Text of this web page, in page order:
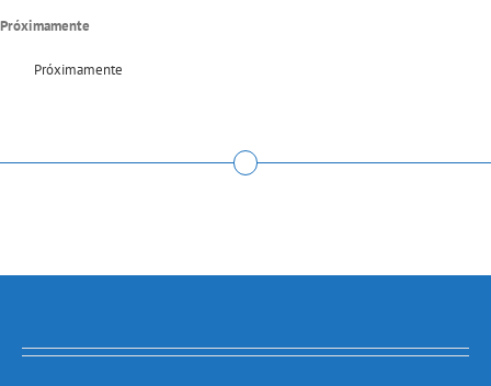
Próximamente
Próximamente